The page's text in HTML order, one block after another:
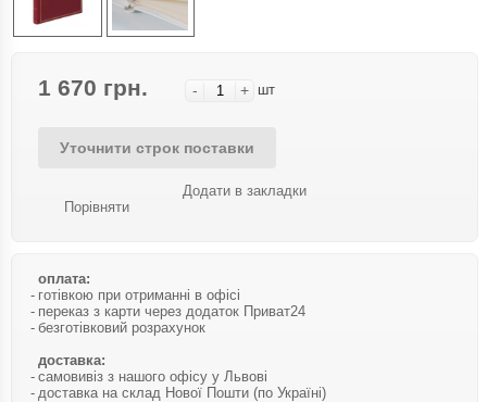
1 670 грн. - + шт
Уточнити строк поставки
Порівняти
Додати в закладки
оплата:
готівкою при отриманні в офісі
переказ з карти через додаток Приват24
безготівковий розрахунок
доставка:
самовивіз з нашого офісу у Львові
доставка на склад Нової Пошти (по Україні)